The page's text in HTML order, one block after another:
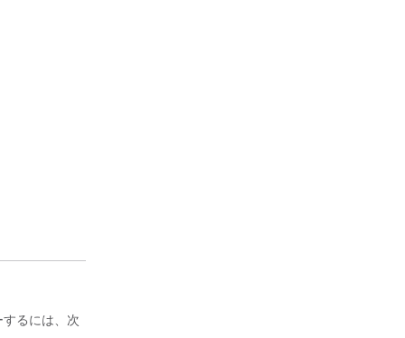
るには、次